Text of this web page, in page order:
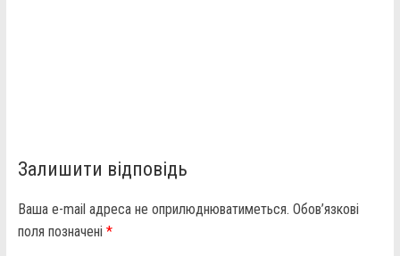
Залишити відповідь
Ваша e-mail адреса не оприлюднюватиметься. Обов’язкові
поля позначені *